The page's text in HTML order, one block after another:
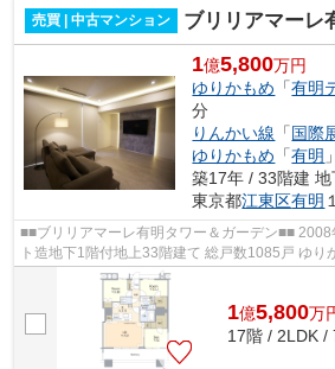
売買 | 中古マンション ブリリアマーレ有明
1億5,800万円
ゆりかもめ 「有明
分
りんかい線 「国際
ゆりかもめ 「有明
築17年 / 33階建
東京都江東区有明
■■ブリリアマーレ有明タワー＆ガーデン■■ 2008年12月完成 鉄筋コンクリー
ト造地下1階付地上33階建て 総戸数1085戸 ゆりかもめ「有明テニスの森」
駅徒歩5分 りんかい線「国際展示場」...
1億5,800万
17階 / 2LDK /